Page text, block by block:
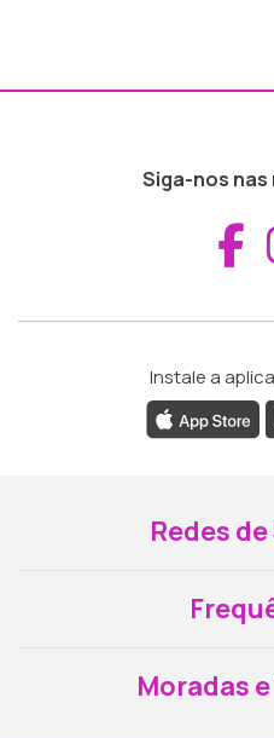
Siga-nos
Instale a
Redes
Moradas